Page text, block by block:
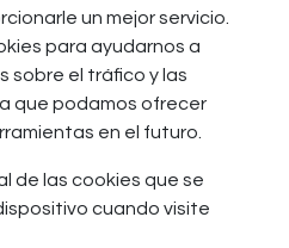
un mejor servicio.
para ayudarnos a
sobre el tráfico y las
que podamos ofrecer
en el futuro.
de las cookies que se
cuando visite